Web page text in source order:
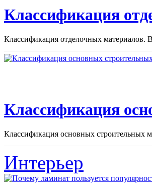
Классификация
Классификация отделочных материалов.
Классификация
Классификация основных строительных
Интерьер